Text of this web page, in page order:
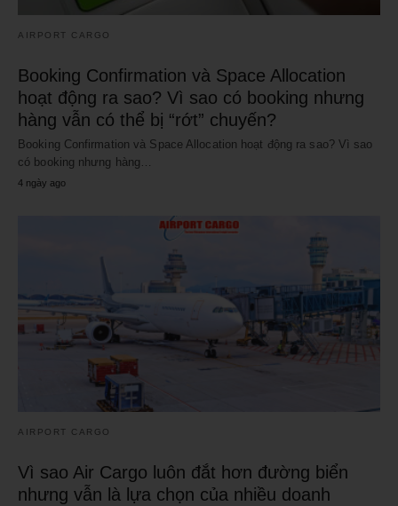
AIRPORT CARGO
Booking Confirmation và Space Allocation
hoạt động ra sao? Vì sao có booking nhưng
hàng vẫn có thể bị “rớt” chuyến?
Booking Confirmation và Space Allocation hoạt động ra sao? Vì sao
có booking nhưng hàng…
4 ngày ago
AIRPORT CARGO
Vì sao Air Cargo luôn đắt hơn đường biển
nhưng vẫn là lựa chọn của nhiều doanh